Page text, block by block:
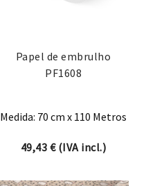
Papel de embrulho
PF1608
Medida: 70 cm x 110 Metros
49,43 €(IVA incl.)